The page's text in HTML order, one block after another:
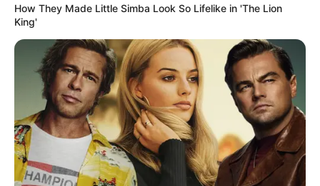
How They Made Little Simba Look So Lifelike in 'The Lion
King'